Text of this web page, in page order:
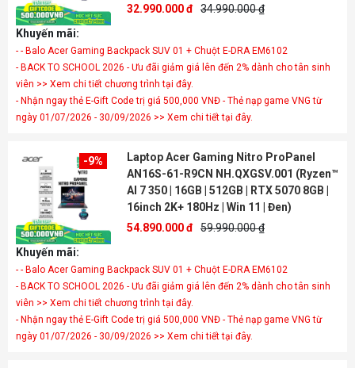
32.990.000 đ 34.990.000 ₫
Khuyến mãi:
- - Balo Acer Gaming Backpack SUV 01 + Chuột E-DRA EM6102
- BACK TO SCHOOL 2026 - Ưu đãi giảm giá lên đến 2% dành cho tân sinh
viên >> Xem chi tiết chương trình tại đây.
- Nhận ngay thẻ E-Gift Code trị giá 500,000 VNĐ - Thẻ nạp game VNG từ
ngày 01/07/2026 - 30/09/2026 >> Xem chi tiết tại đây.
-9%
Laptop Acer Gaming Nitro ProPanel
AN16S-61-R9CN NH.QXGSV.001 (Ryzen™
AI 7 350 | 16GB | 512GB | RTX 5070 8GB |
16inch 2K+ 180Hz | Win 11 | Đen)
54.890.000 đ 59.990.000 ₫
Khuyến mãi:
- - Balo Acer Gaming Backpack SUV 01 + Chuột E-DRA EM6102
- BACK TO SCHOOL 2026 - Ưu đãi giảm giá lên đến 2% dành cho tân sinh
viên >> Xem chi tiết chương trình tại đây.
- Nhận ngay thẻ E-Gift Code trị giá 500,000 VNĐ - Thẻ nạp game VNG từ
ngày 01/07/2026 - 30/09/2026 >> Xem chi tiết tại đây.